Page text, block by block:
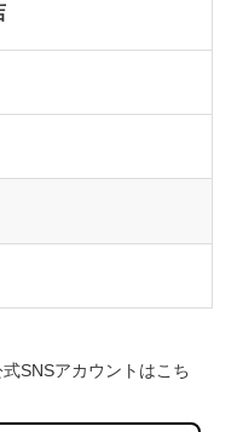
SNSアカウントはこち